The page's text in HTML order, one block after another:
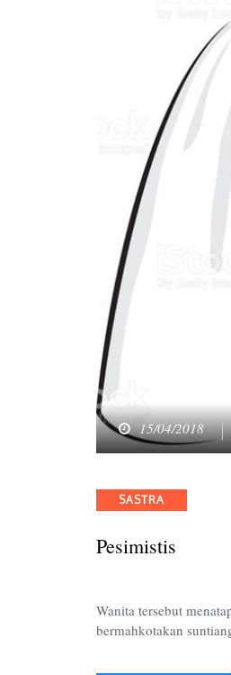
15/04/2018
Categories
SASTRA
Pesimistis
Wanita tersebut
bermahkotakan